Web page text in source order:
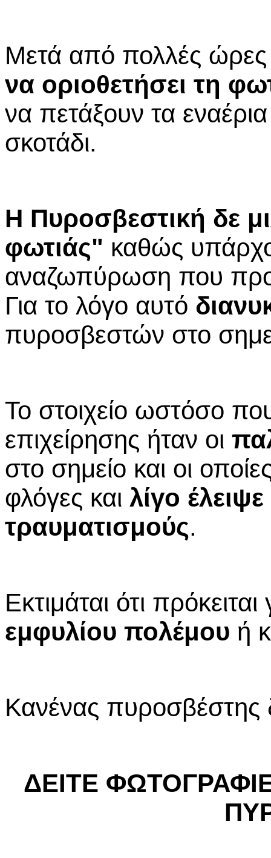
Μετά από πολλές
να οριοθετήσει τη
να πετάξουν τα
σκοτάδι.
Η Πυροσβεστική δε
φωτιάς" καθώς
αναζωπύρωση που
Για το λόγο αυτό
πυροσβεστών στο
Το στοιχείο ωστόσο
επιχείρησης ήταν οι
στο σημείο και οι
φλόγες και λίγο
τραυματισμούς.
Εκτιμάται ότι
εμφυλίου πολέμου ή
Κανένας πυροσβέστης
ΔΕΙΤΕ